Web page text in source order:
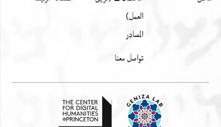
כלאני אלשיך אבוالعمل)
المصادر
تواصل معنا